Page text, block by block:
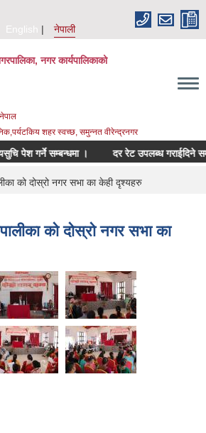
English
नेपाली
नगर कार्यपालिकाको
शहर स्वच्छ, समुन्नत वीरेन्द्रनगर
गर्ने सम्बन्धमा । दर रेट उपलब्ध गराईदिने
को दोस्रो नगर सभा का केही दृश्यहरु
को दोस्रो नगर सभा का